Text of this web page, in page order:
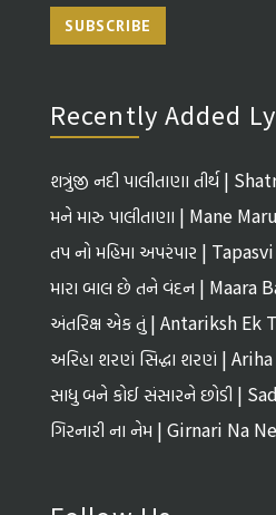
SUBSCRIBE
Recently Added
શત્રુંજી નદી પાલીતાણા તીર્થ |
Tirth
મને મારુ પાલીતાણા | Mane
તપ નો મહિમા અપરંપાર |
મારા બાલ છે તને વંદન | Maara
અંતરિક્ષ એક તું | Antariksh Ek
અરિહા શરણં સિદ્ધા શરણં |
Sharanam
સાધુ બને કોઈ સંસારને છોડી |
Ne Chhodi
ગિરનારી ના નેમ | Girnari Na